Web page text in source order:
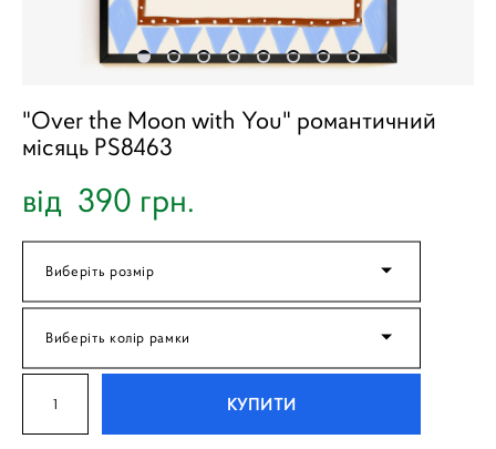
"Over the Moon with You" романтичний
місяць PS8463
від 390 грн.
Виберіть розмір
Виберіть колір рамки
КУПИТИ